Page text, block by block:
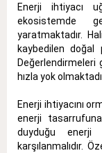
Enerji ihtiyacı
ekosistemde
yaratmaktadır.
kaybedilen doğal
Değerlendirmeleri
hızla yok
Enerji ihtiyacını
enerji
duyduğu enerji
karşılanmalıdır.